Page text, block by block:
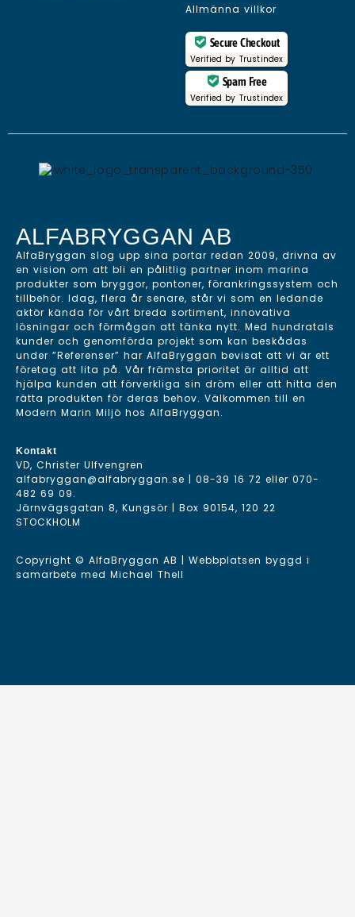
Allmänna villkor
Secure Checkout
Verified by Trustindex
Spam Free
Verified by Trustindex
ALFABRYGGAN AB
AlfaBryggan slog upp sina portar redan 2009, drivna av
en vision om att bli en pålitlig partner inom marina
produkter som bryggor, pontoner, förankringssystem och
tillbehör. Idag, flera år senare, står vi som en ledande
aktör kända för vårt breda sortiment, innovativa
lösningar och förmågan att tänka nytt. Med hundratals
kunder och genomförda projekt som kan beskådas
under ”Referenser” har AlfaBryggan bevisat att vi är ett
företag att lita på. Vår främsta prioritet är alltid att
hjälpa kunden att förverkliga sin dröm eller att hitta den
rätta produkten för deras behov. Välkommen till en
Modern Marin Miljö hos AlfaBryggan.
Kontakt
VD, Christer Ulfvengren
alfabryggan@alfabryggan.se | 08-39 16 72 eller 070-
482 69 09.
Järnvägsgatan 8, Kungsör | Box 90154, 120 22
STOCKHOLM
Copyright © AlfaBryggan AB | Webbplatsen byggd i
samarbete med Michael Thell